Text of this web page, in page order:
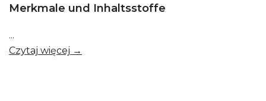
Merkmale und Inhaltsstoffe
...
Czytaj więcej →